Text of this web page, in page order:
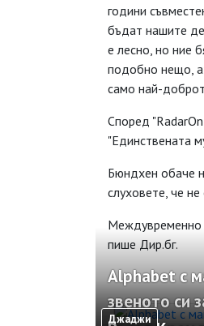
години
бъдат нашите
е лесно, но ние
подобно нещо,
само най-
Според
"Единствената
Бюндхен обаче
слуховете, че
Междувременно
пише Дир.бг.
Джаджи
Alphabet с
звеното си